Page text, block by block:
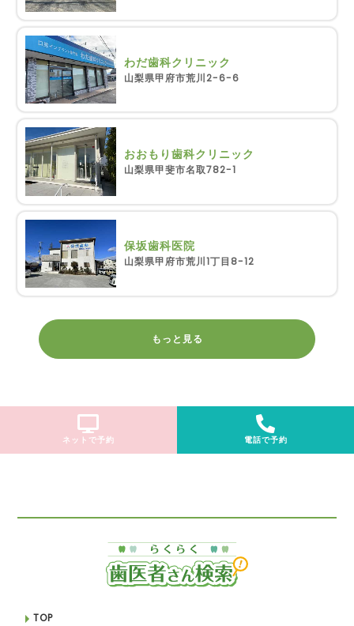
わだ歯科クリニック
山梨県甲府市荒川2-6-6
おおもり歯科クリニック
山梨県甲斐市名取782-1
保坂歯科医院
山梨県甲府市荒川1丁目8-12
もっと見る
ネットで予約 電話で予約
TOP